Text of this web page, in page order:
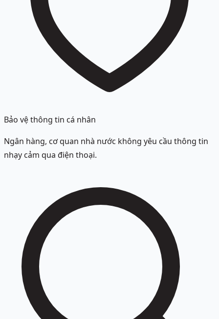
Bảo vệ thông tin cá nhân
Ngân hàng, cơ quan nhà nước không yêu cầu thông tin
nhạy cảm qua điện thoại.